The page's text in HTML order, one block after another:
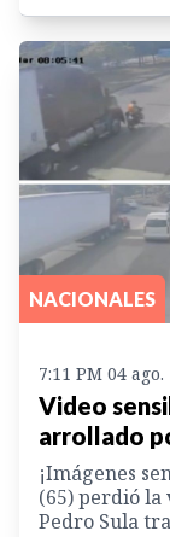
NACIONALES
7:11 PM 04 ago.
Video
arrollado
¡Imágenes
(65) perdió la
Pedro Sula